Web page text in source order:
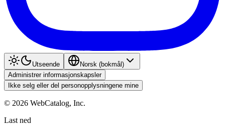
Utseende
Norsk (bokmål)
Administrer informasjonskapsler
Ikke selg eller del personopplysningene mine
© 2026 WebCatalog, Inc.
Last ned